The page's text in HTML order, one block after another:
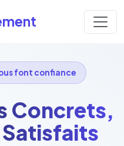
font confiance
Concrets,